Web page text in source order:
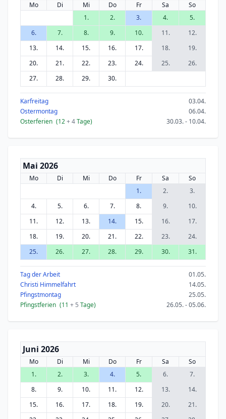
Mo Di Mi Do Fr Sa
So
1.
2. 3. 4.
5.
6.
7. 8. 9. 10. 11.
12.
13.
14. 15. 16. 17. 18.
19.
20.
21. 22. 23. 24. 25.
26.
27.
28. 29. 30.
Karfreitag
03.04.
Ostermontag
06.04.
Osterferien (12+ 4Tage) 30.03. - 10.04.
Mai 2026
Mo Di Mi Do Fr Sa
So
1.
2.
3.
4.
5. 6. 7. 8. 9.
10.
11.
12. 13. 14. 15. 16.
17.
18.
19. 20. 21. 22. 23.
24.
25.
26. 27. 28. 29. 30. 31.
Tag der Arbeit
01.05.
Christi Himmelfahrt
14.05.
Pfingstmontag
25.05.
Pfingstferien (11 + 5 Tage) 26.05. - 05.06.
Juni 2026
Mo Di Mi Do Fr Sa
So
1.
2. 3. 4. 5. 6.
7.
8.
9. 10. 11. 12. 13.
14.
15.
16. 17. 18. 19. 20.
21.